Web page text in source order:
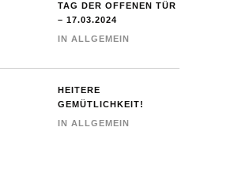
TAG DER OFFENEN TÜR
– 17.03.2024
IN ALLGEMEIN
HEITERE
GEMÜTLICHKEIT!
IN ALLGEMEIN